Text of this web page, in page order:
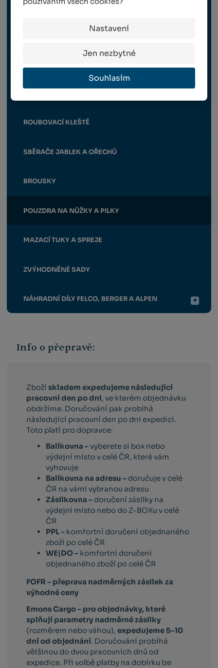
Nastavení
Jen nezbytné
Souhlasím
NOŽE
RÝČKY, MOTYČKY, KYPŘIČE
ROUBOVACÍ KLEŠTĚ
SBĚRAČE JABLEK A OŘECHŮ
BROUSKY
POUZDRA NA NŮŽKY A PILKY
MAZACÍ TUKY A SPREJE
ZVÝHODNĚNÉ SADY
NÁHRADNÍ DÍLY FELCO, BERGER A ALPEN
Info o přepravě:
Zbožískladem expedujeme následující
pracovní den po dni, ve kterém objednávku
obdržíme. Doručování pak probíhá
následující pracovní den po dni expedici.
Toto platí pro dopravce:
Balíkovna –vyberete si box nebo
výdejní místo v celé ČR, které vám
vyhovuje
Balíkovna na adresu – doručuje v celé
ČR na vámi vybranou adresu
Zásilkovna – doručení zásilky na
výdejní místo nebo do Z-BOXu v celé
ČR
PPL – komfortní doručení objednaného
zboží po celé ČR
WE|DO – komfortní doručení
objednaného zboží po celé ČR
FOFR – přeprava nadměrných zásilek za
výhodné ceny
Emons Cargo – pro objednávky, které
splňují parametry nadměrné zásilky
(rozměrem nebo váhou),expedujeme 5–10
dní od objednání. Doručování probíhá
většinou do dvou pracovních dnů od
expedice. Při volbě platby na dobírku lze